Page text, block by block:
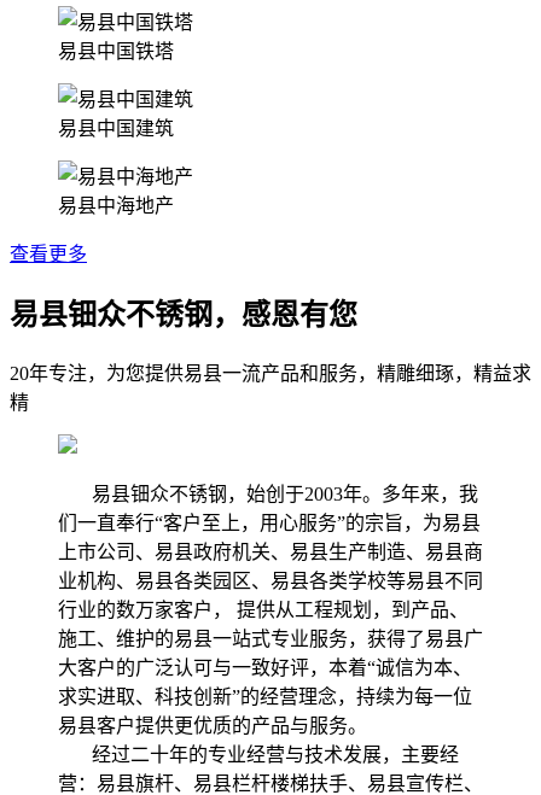
易县中国铁塔
易县中国建筑
易县中海地产
查看更多
易县钿众不锈钢，感恩有您
20年专注，为您提供易县一流产品和服务，精雕细琢，精益求
精
易县钿众不锈钢，始创于2003年。多年来，我
们一直奉行“客户至上，用心服务”的宗旨，为易县
上市公司、易县政府机关、易县生产制造、易县商
业机构、易县各类园区、易县各类学校等易县不同
行业的数万家客户， 提供从工程规划，到产品、
施工、维护的易县一站式专业服务，获得了易县广
大客户的广泛认可与一致好评，本着“诚信为本、
求实进取、科技创新”的经营理念，持续为每一位
易县客户提供更优质的产品与服务。
经过二十年的专业经营与技术发展，主要经
营：易县旗杆、易县栏杆楼梯扶手、易县宣传栏、